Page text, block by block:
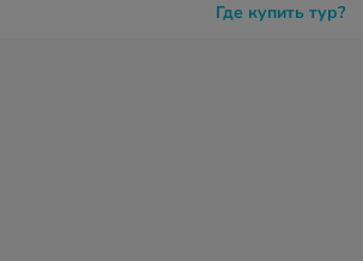
Где купить тур?